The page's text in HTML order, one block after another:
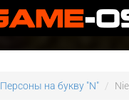
Персоны на букву "N"